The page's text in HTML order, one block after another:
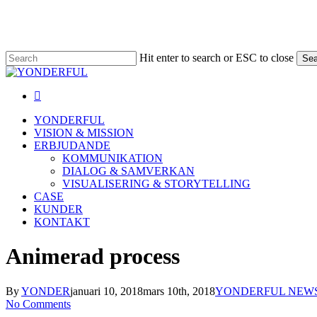
content
Hit enter to search or ESC to close
Close
linkedin
Menu
Menu
YONDERFUL
VISION & MISSION
ERBJUDANDE
KOMMUNIKATION
DIALOG & SAMVERKAN
VISUALISERING & STORYTELLING
CASE
KUNDER
KONTAKT
Animerad process
ByYONDERjanuari 10, 2018mars 10th, 2018YONDERFUL
No Comments